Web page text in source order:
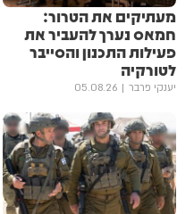
מעתיקים את הטרור:
חמאס נערך להעביר את
פעילות התכנון והסייבר
לטורקיה
יענקי פרבר 05.08.26